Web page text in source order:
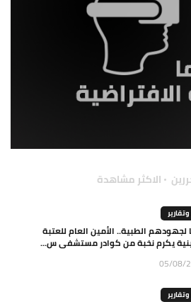
الاكثر مشاهدة
وتقارير
لجهودهم الطبية.. الأمين العام للعتبة
يكرم نخبة من كوادر مستشفى س...
05/08/
وتقارير